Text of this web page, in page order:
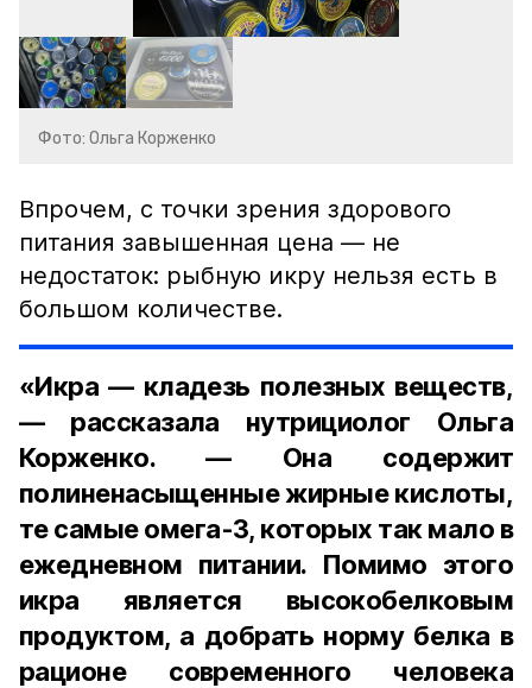
Фото: Ольга Корженко
Впрочем, с точки зрения здорового
питания завышенная цена — не
недостаток: рыбную икру нельзя есть в
большом количестве.
«Икра — кладезь полезных веществ,
— рассказала нутрициолог Ольга
Корженко. — Она содержит
полиненасыщенные жирные кислоты,
те самые омега-3, которых так мало в
ежедневном питании. Помимо этого
икра является высокобелковым
продуктом, а добрать норму белка в
рационе современного человека